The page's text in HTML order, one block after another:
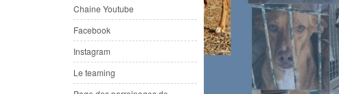
Chaine Youtube
Facebook
Instagram
Le teaming